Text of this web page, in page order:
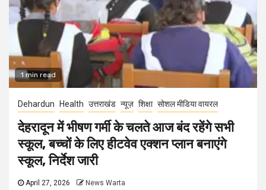
1 min read
Dehardun Health उत्तराखंड न्यूज़ शिक्षा सोशल मीडिया वायरल
देहरादून में भीषण गर्मी के चलते आज बंद रहेंगे सभी
स्कूल, बच्चों के लिए हीटवेव एक्शन प्लान बनाएंगे
स्कूल, निर्देश जारी
April 27, 2026 News Warta